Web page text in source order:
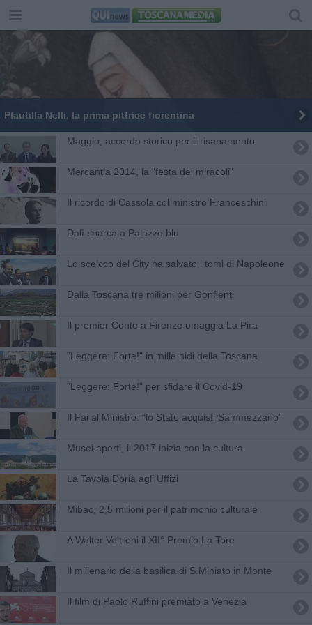
Plautilla Nelli, la prima pittrice fiorentina
Maggio, accordo storico per il risanamento
Mercantia 2014, la "festa dei miracoli"
Il ricordo di Cassola col ministro Franceschini
Dalì sbarca a Palazzo blu
Lo sceicco del City ha salvato i tomi di Napoleone
Dalla Toscana tre milioni per Gonfienti
​Il premier Conte a Firenze omaggia La Pira
"Leggere: Forte!" in mille nidi della Toscana
"Leggere: Forte!" per sfidare il Covid-19
Il Fai al Ministro: “lo Stato acquisti Sammezzano”
Musei aperti, il 2017 inizia con la cultura
La Tavola Doria agli Uffizi
Mibac, 2,5 milioni per il patrimonio culturale
A Walter Veltroni il XII° Premio La Tore
Il millenario della basilica di S.Miniato in Monte
Il film di Paolo Ruffini premiato a Venezia